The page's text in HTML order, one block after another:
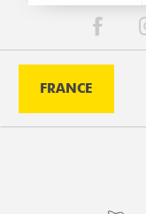
FRANCE